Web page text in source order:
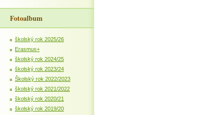
Fotoalbum
školský rok 2025/26
Erasmus+
školský rok 2024/25
školský rok 2023/24
Školský rok 2022/2023
školský rok 2021/2022
školský rok 2020/21
školský rok 2019/20